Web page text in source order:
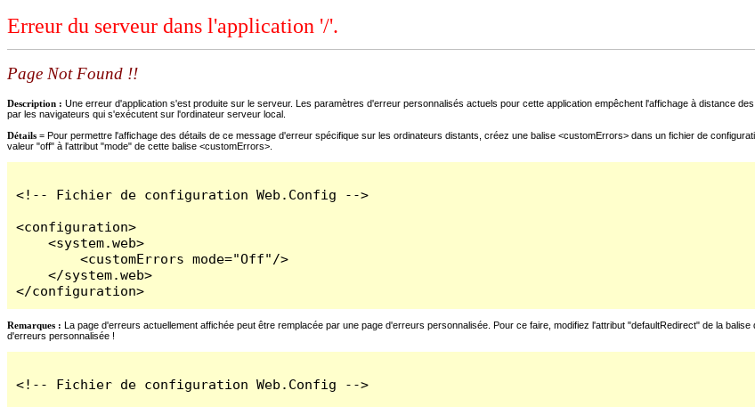
Erreur du serveur dans l'application '/'.
Page Not Found !!
Description : Une erreur d'application s'est produite sur le serveur. Les paramètres d'erreur personnalisés actuels pour cette application empêchent l'affichage à distance
par les navigateurs qui s'exécutent sur l'ordinateur serveur local.
Détails = Pour permettre l'affichage des détails de ce message d'erreur spécifique sur les ordinateurs distants, créez une balise <customErrors> dans un fichier de
valeur "off" à l'attribut "mode" de cette balise <customErrors>.
<!-- Fichier de configuration Web.Config -->
<configuration>
    <system.web>
        <customErrors mode="Off"/>
    </system.web>
</configuration>
Remarques : La page d'erreurs actuellement affichée peut être remplacée par une page d'erreurs personnalisée. Pour ce faire, modifiez l'attribut "defaultRedirect" de la
d'erreurs personnalisée !
<!-- Fichier de configuration Web.Config -->